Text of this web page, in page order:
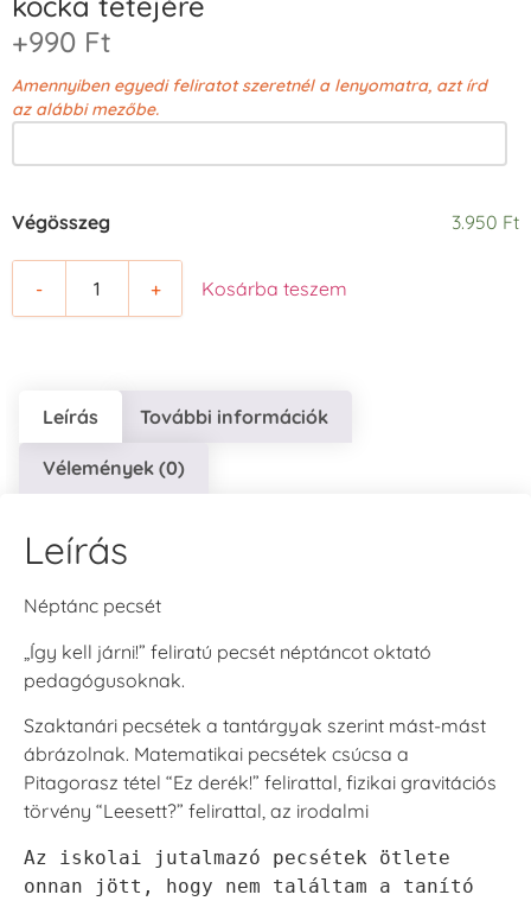
+990 Ft
Amennyiben egyedi feliratot szeretnél a lenyomatra, azt írd
az alábbi mezőbe.
Végösszeg 3.950 Ft
- + Kosárba teszem
Leírás További információk
Vélemények (0)
Leírás
Néptánc pecsét
„Így kell járni!” feliratú pecsét néptáncot oktató
pedagógusoknak.
Szaktanári pecsétek a tantárgyak szerint mást-mást
ábrázolnak. Matematikai pecsétek csúcsa a
Pitagorasz tétel “Ez derék!” felirattal, fizikai gravitációs
törvény “Leesett?” felirattal, az irodalmi
Az iskolai jutalmazó pecsétek ötlete
onnan jött, hogy nem találtam a tanító